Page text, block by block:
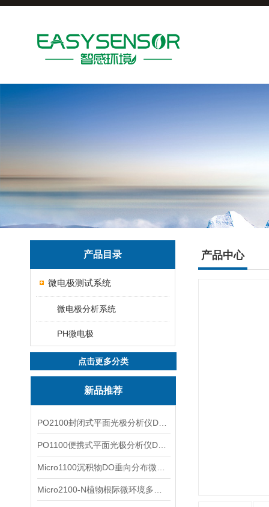
产品目录
微电极测试系统
微电极分析系统
PH微电极
点击更多分类
新品推荐
产品中心